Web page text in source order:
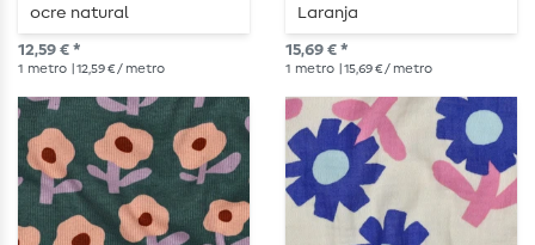
ocre natural
12,59 € *
1 metro | 12,59 € / metro
Laranja
15,69 € *
1 metro | 15,69 € / metro